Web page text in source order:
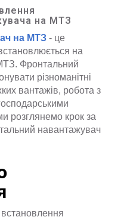
на МТЗ
на МТЗ - це
на
Фронтальний
різноманітні
вантажів, робота з
розглянемо крок за
навантажувач